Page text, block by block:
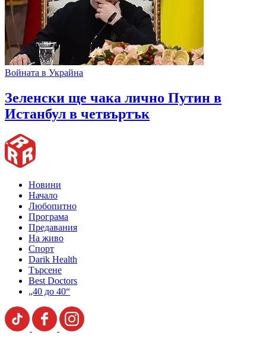
Войната в Украйна
Зеленски ще чака лично Путин в
Истанбул в четвъртък
Новини
Начало
Любопитно
Програма
Предавания
На живо
Спорт
Darik Health
Търсене
Best Doctors
„40 до 40“